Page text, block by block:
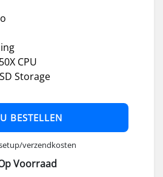
CPU
Storage
BESTELLEN
verzendkosten
Voorraad